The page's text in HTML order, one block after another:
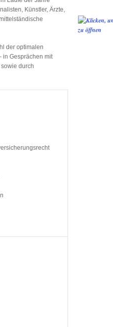
Künstler, Ärzte,
der optimalen
in Gesprächen mit
durch